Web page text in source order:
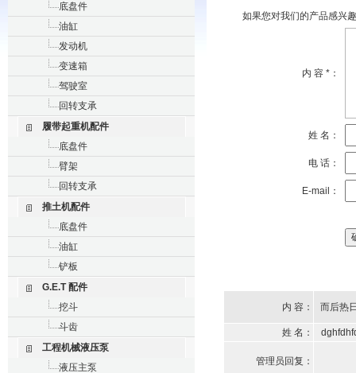
底盘件
油缸
发动机
变速箱
驾驶室
回转支承
履带起重机配件
底盘件
臂架
回转支承
推土机配件
底盘件
油缸
铲板
G.E.T 配件
挖斗
斗齿
工程机械液压泵
液压主泵
如果您对我们的产品感兴
内 容 *：
姓 名：
电 话：
E-mail：
内 容： 而后热
姓 名：
管理员回复：